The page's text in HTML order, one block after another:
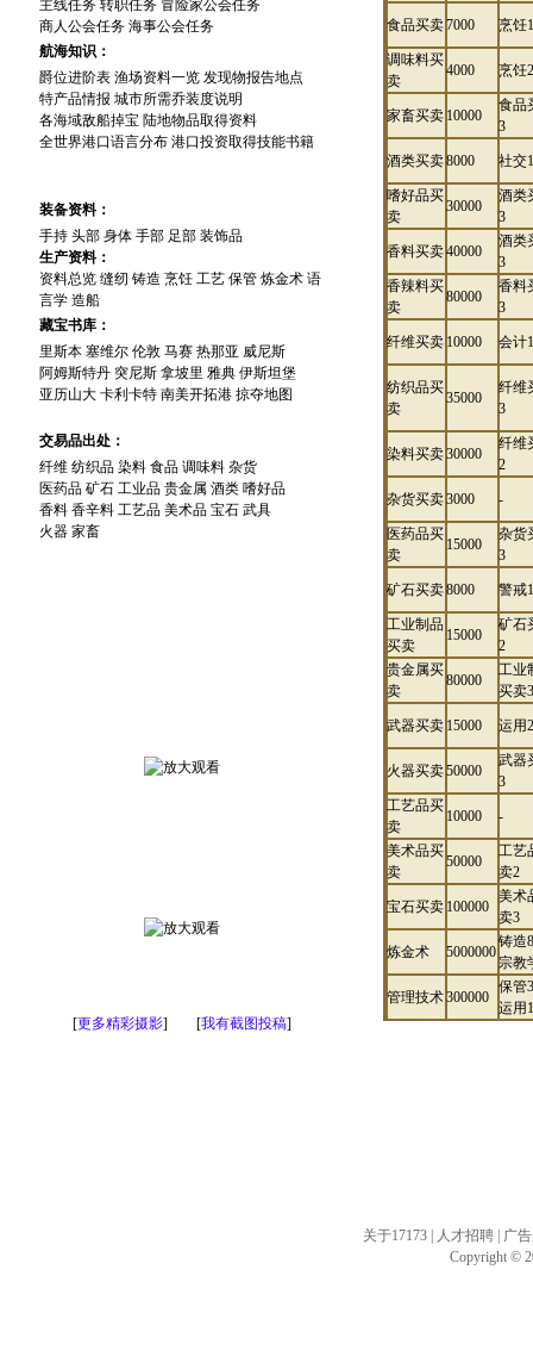
主线任务 转职任务 冒险家公会任务
商人公会任务 海事公会任务
航海知识：
爵位进阶表 渔场资料一览 发现物报告地点
特产品情报 城市所需乔装度说明
各海域敌船掉宝 陆地物品取得资料
全世界港口语言分布 港口投资取得技能书籍
装备资料：
手持 头部 身体 手部 足部 装饰品
生产资料：
资料总览 缝纫 铸造 烹饪 工艺 保管 炼金术 语
言学 造船
藏宝书库：
里斯本 塞维尔 伦敦 马赛 热那亚 威尼斯
阿姆斯特丹 突尼斯 拿坡里 雅典 伊斯坦堡
亚历山大 卡利卡特 南美开拓港 掠夺地图
交易品出处：
纤维 纺织品 染料 食品 调味料 杂货
医药品 矿石 工业品 贵金属 酒类 嗜好品
香料 香辛料 工艺品 美术品 宝石 武具
火器 家畜
[更多精彩摄影] [我有截图投稿]
食品买卖7000 烹饪
调味料买
卖
4000 烹饪
家畜买卖 10000
食品
3
酒类买卖8000 社交
嗜好品买
卖
30000
酒类
3
香料买卖40000
酒类
3
香辣料买
卖
80000
香料
3
纤维买卖 10000 会计
纺织品买
卖
35000
纤维
3
染料买卖30000
纤维
2
杂货买卖3000 -
医药品买
卖
15000
杂货
3
矿石买卖8000 警戒
工业制品
买卖
15000
矿石
2
贵金属买
卖
80000
工业
买卖
武器买卖 15000 运用
火器买卖50000
武器
3
工艺品买
卖
10000 -
美术品买
卖
50000
工艺
卖2
宝石买卖 100000
美术
卖3
炼金术 5000000
铸造
宗教
管理技术300000
保管
运用
关于17173 人才招聘
广
Copyright ©